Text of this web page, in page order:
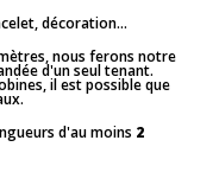
décoration...
nous ferons notre
d'un seul tenant.
il est possible que
d'au moins 2